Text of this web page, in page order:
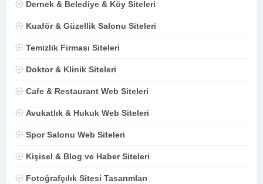
Dernek & Belediye & Köy Siteleri
Kuaför & Güzellik Salonu Siteleri
Temizlik Firması Siteleri
Doktor & Klinik Siteleri
Cafe & Restaurant Web Siteleri
Avukatlık & Hukuk Web Siteleri
Spor Salonu Web Siteleri
Kişisel & Blog ve Haber Siteleri
Fotoğrafçılık Sitesi Tasarımları